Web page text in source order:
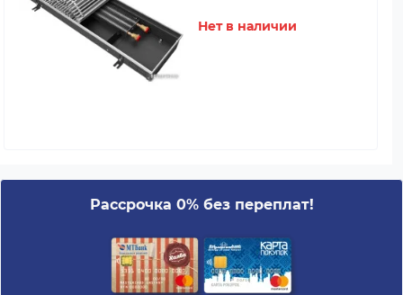
Нет в наличии
Рассрочка 0% без переплат!